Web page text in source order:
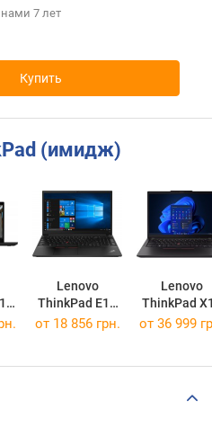
7 лет
Купить
(имидж)
Lenovo
ThinkPad E15
Gen 2 AMD
Lenovo
ThinkPad
Gen 4 AMD
от 18 856 грн. от 36 999